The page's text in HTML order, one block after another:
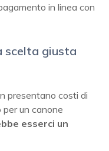
in linea con
scelta giusta
presentano costi di
un canone
esserci un